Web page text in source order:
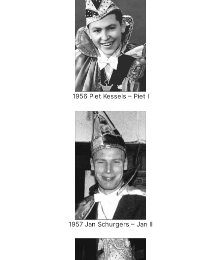
1956 Piet Kessels – Piet I
1957 Jan Schurgers – Jan II